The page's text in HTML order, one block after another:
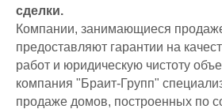
сделки.
Компании, занимающиеся
предоставляют гарантии на
работ и юридическую чистоту
компания "Браит-Групп"
продаже домов, построенных по